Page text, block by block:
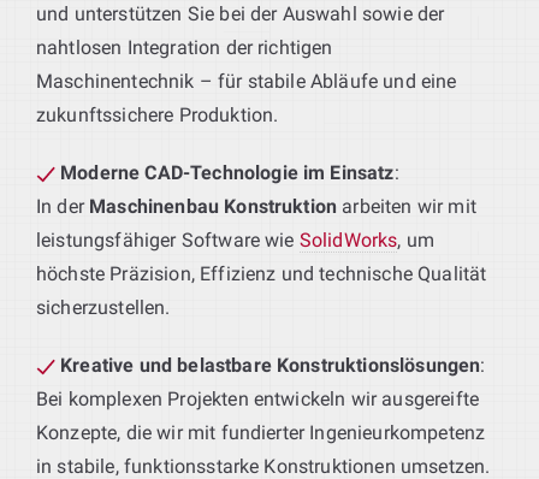
und unterstützen Sie bei der Auswahl sowie der
nahtlosen Integration der richtigen
Maschinentechnik – für stabile Abläufe und eine
zukunftssichere Produktion.
Moderne CAD-Technologie im Einsatz:
In der Maschinenbau Konstruktion arbeiten wir mit
leistungsfähiger Software wie SolidWorks, um
höchste Präzision, Effizienz und technische Qualität
sicherzustellen.
Kreative und belastbare Konstruktionslösungen:
Bei komplexen Projekten entwickeln wir ausgereifte
Konzepte, die wir mit fundierter Ingenieurkompetenz
in stabile, funktionsstarke Konstruktionen umsetzen.